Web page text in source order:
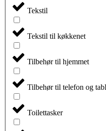
Tekstil
Tekstil til køkkenet
Tilbehør til hjemmet
Tilbehør til telefon og
Toilettasker